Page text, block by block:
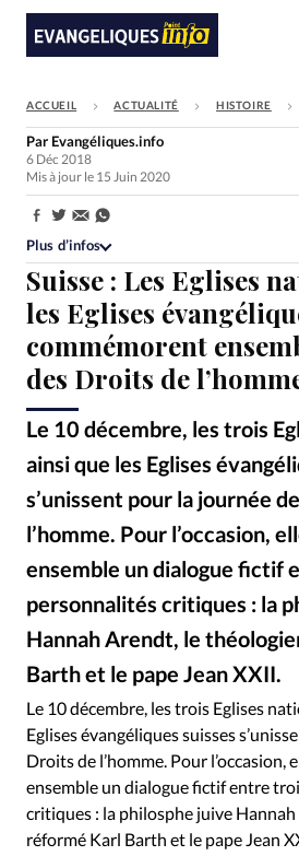
FAIRE UN DON
Faire un don
Société
Monde
Bible
Toute l'actualité
Se connecter
Devise:
CHF
RUBRIQUES
Toute l'actualité Bible
Mission
Monde People
Société
ACCUEIL ACTUALITÉ HISTOIRE
Suisse : Les Eglises
les Eglises
commémorent
des Droits de
Le 10 décembre, les trois
ainsi que les Eglises
s’unissent pour la journée
l’homme. Pour l’occasion,
ensemble un dialogue fictif
personnalités critiques : la
Hannah Arendt, le
Barth et le pape Jean XXII.
Par Evangéliques.info
6 Déc 2018
Mis à jour le 15 Juin 2020
Partager:
Plus d’infos
Le 10 décembre, les trois Eglises
Eglises évangéliques suisses
Droits de l’homme. Pour l’occasion,
ensemble un dialogue fictif entre
critiques : la philosphe juive
réformé Karl Barth et le pape Jean